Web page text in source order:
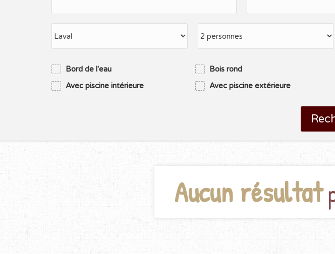
Bord de l'eau Bois rond
Avec piscine intérieure
Avec piscine extérieure
Aucun résultat